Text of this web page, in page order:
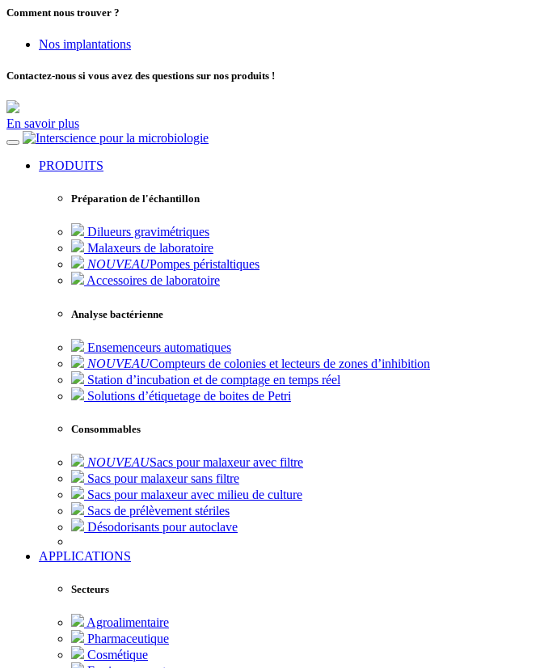
Comment nous trouver ?
Nos implantations
Contactez-nous si vous avez des questions sur nos produits !
En savoir plus
pour la microbiologie
PRODUITS
Préparation de l'échantillon
Dilueurs gravimétriques
Malaxeurs de laboratoire
NOUVEAUPompes péristaltiques
Accessoires de laboratoire
Analyse bactérienne
Ensemenceurs automatiques
NOUVEAUCompteurs de colonies et lecteurs de zones d’inhibition
Station d’incubation et de comptage en temps réel
Solutions d’étiquetage de boites de Petri
Consommables
NOUVEAUSacs pour malaxeur avec filtre
Sacs pour malaxeur sans filtre
Sacs pour malaxeur avec milieu de culture
Sacs de prélèvement stériles
Désodorisants pour autoclave
APPLICATIONS
Secteurs
Agroalimentaire
Pharmaceutique
Cosmétique